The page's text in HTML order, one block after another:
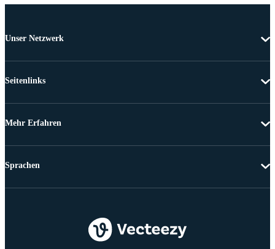
Unser Netzwerk
Seitenlinks
Mehr Erfahren
Sprachen